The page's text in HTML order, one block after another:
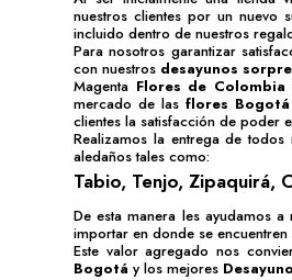
nuestros clientes por un nuevo
incluido dentro de nuestros
Para nosotros garantizar
con nuestros desayunos
Magenta Flores de Colombia
mercado de las flores Bogotá
clientes la satisfacción de poder
Realizamos la entrega de todos
aledaños tales como:
Tabio, Tenjo, Zipaquirá,
De esta manera les ayudamos
importar en donde se
Este valor agregado nos
Bogotá y los mejores